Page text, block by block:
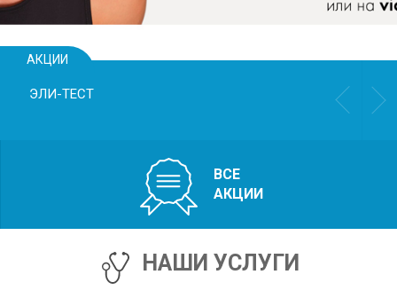
• хромосомные аномалии
АКЦИИ
ЭЛИ-ТЕСТ
ВСЕ
АКЦИИ
НАШИ УСЛУГИ